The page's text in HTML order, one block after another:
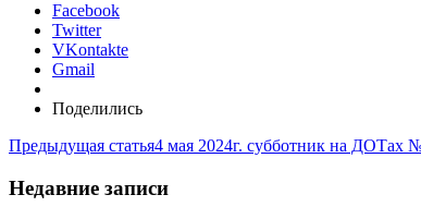
Facebook
Twitter
VKontakte
Gmail
Поделились
Предыдущая статья4 мая 2024г. субботник на ДОТах
Недавние записи